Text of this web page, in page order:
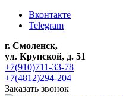
Вконтакте
Telegram
г. Смоленск,
ул. Крупской, д. 51
+7(910)711-33-78
+7(4812)294-204
Заказать звонок